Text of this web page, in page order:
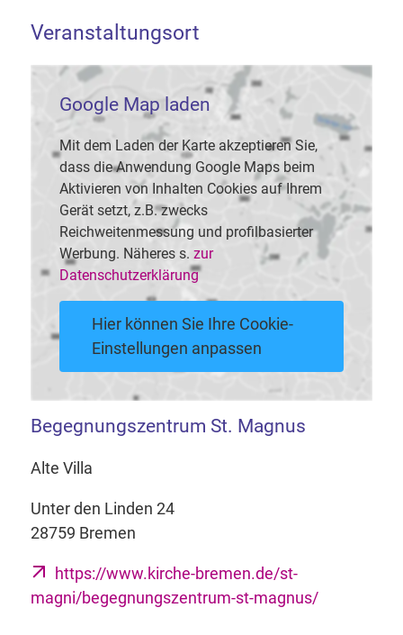
Veranstaltungsort
Google Map laden
Mit dem Laden der Karte akzeptieren Sie,
dass die Anwendung Google Maps beim
Aktivieren von Inhalten Cookies auf Ihrem
Gerät setzt, z.B. zwecks
Reichweitenmessung und profilbasierter
Werbung. Näheres s. zur
Datenschutzerklärung
Hier können Sie Ihre Cookie-
Einstellungen anpassen
Begegnungszentrum St. Magnus
Alte Villa
Unter den Linden 24
28759 Bremen
https://www.kirche-bremen.de/st-
magni/begegnungszentrum-st-magnus/